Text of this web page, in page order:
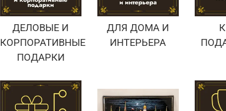
ДЕЛОВЫЕ И
КОРПОРАТИВНЫЕ
ПОДАРКИ
ДЛЯ ДОМА И
ИНТЕРЬЕРА